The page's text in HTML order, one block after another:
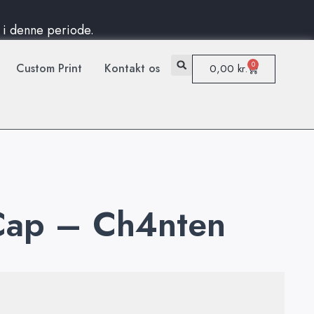
denne periode.
Custom Print Kontakt os 0,00kr. 0
– Ch4nten